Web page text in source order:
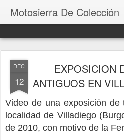
Motosierra De Colección
DEC
12
EXPOSICION
ANTIGUOS EN
Video de una exposición
localidad de Villadiego
de 2010, con motivo de la